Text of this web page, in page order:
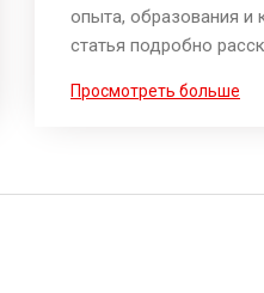
опыта, образования и
статья подробно
стартовые зарплаты,
Просмотреть больше